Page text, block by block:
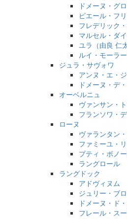
ドメーヌ・グ
ピエール・フ
フレデリック
マルセル・ダ
ユラ（由良 仁
ルイ・モーラー
ジュラ・サヴォワ
アンヌ・エ・
ドメーヌ・デ
オーベルニュ
ヴァンサン・
フランソワ・
ローヌ
ヴァランタン
ファミーユ・
プティ・ボノ
ラングロール
ラングドック
アドヴィヌム
ジュリー・ブ
ドメーヌ・ド
フレール・ス